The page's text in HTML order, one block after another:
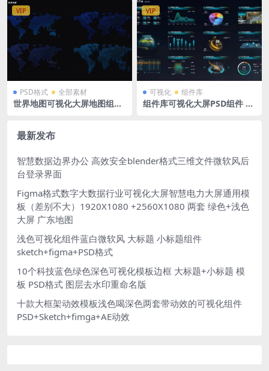
VIP
PSD格式 全部素材
世界地图可视化大屏地图组件
VIP
可视化 组件库
组件库可视化大屏PSD组件 数
最新发布
智慧数据边界办公 高效安全blender格式三维文件微软风后
台登录界面
Figma格式数字大数据行业可视化大屏智慧电力大屏通用模
板（差别不大）1920X1080 +2560X1080 两套 绿色+浅色
大屏 广东地图
浅色可视化组件蓝白微软风 大标题 小标题组件
sketch+figma+PSD格式
10个科技蓝色绿色深色可视化模板边框 大标题+小标题 模
板 PSD格式 图层去水印重命名版
十款大框架动效模板浅色喝深色两套带动效的可视化组件
PSD+Sketch+fimga+AE动效